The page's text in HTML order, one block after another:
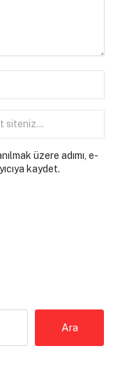
üzere adımı, e-
kaydet.
Ara